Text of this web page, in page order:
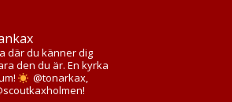
där du känner dig
den du är. En kyrka
@tonarkax,